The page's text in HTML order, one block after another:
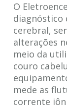
O
diagnóstico
cerebral,
alterações
meio da
couro
mede as
corrente